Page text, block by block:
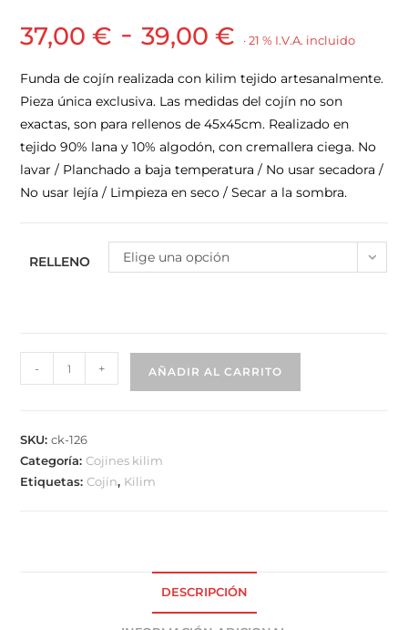
37,00€ - 39,00€ · 21 % I.V.A. incluido
Funda de cojín realizada con kilim tejido artesanalmente.
Pieza única exclusiva. Las medidas del cojín no son
exactas, son para rellenos de 45x45cm. Realizado en
tejido 90% lana y 10% algodón, con cremallera ciega. No
lavar / Planchado a baja temperatura / No usar secadora /
No usar lejía / Limpieza en seco / Secar a la sombra.
RELLENO Elige una opción
- + AÑADIR AL CARRITO
SKU:ck-126
Categoría:Cojines kilim
Etiquetas:Cojín, Kilim
DESCRIPCIÓN